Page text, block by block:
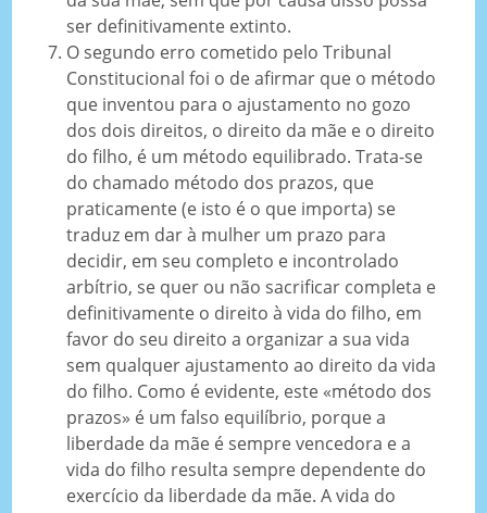
ser definitivamente extinto.
O segundo erro cometido pelo Tribunal
Constitucional foi o de afirmar que o método
que inventou para o ajustamento no gozo
dos dois direitos, o direito da mãe e o direito
do filho, é um método equilibrado. Trata-se
do chamado método dos prazos, que
praticamente (e isto é o que importa) se
traduz em dar à mulher um prazo para
decidir, em seu completo e incontrolado
arbítrio, se quer ou não sacrificar completa e
definitivamente o direito à vida do filho, em
favor do seu direito a organizar a sua vida
sem qualquer ajustamento ao direito da vida
do filho. Como é evidente, este «método dos
prazos» é um falso equilíbrio, porque a
liberdade da mãe é sempre vencedora e a
vida do filho resulta sempre dependente do
exercício da liberdade da mãe. A vida do